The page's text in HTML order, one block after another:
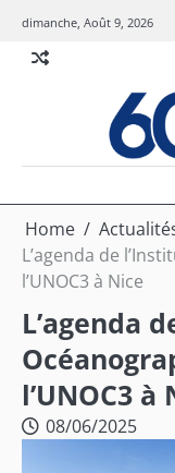
content
dimanche, Août 9, 2026
Home
L’agenda de
l’UNOC3 à Nice
L’agenda
l’UNOC3 à
08/06/2025